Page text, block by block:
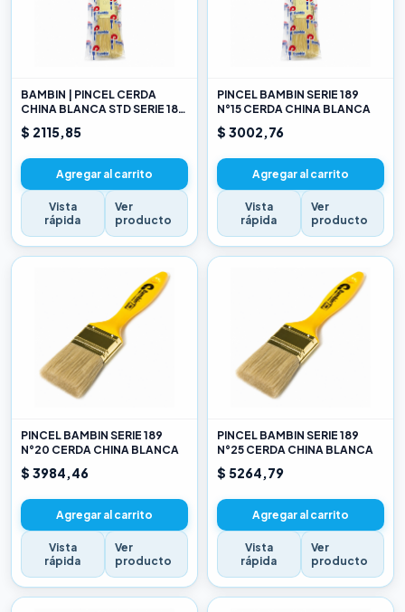
BAMBIN | PINCEL CERDA
CHINA BLANCA STD SERIE 189
10
$ 2115,85
Agregar al carrito
Vista
rápida
Ver
producto
PINCEL BAMBIN SERIE 189
N°15 CERDA CHINA BLANCA
$ 3002,76
Agregar al carrito
Vista
rápida
Ver
producto
PINCEL BAMBIN SERIE 189
N°20 CERDA CHINA BLANCA
$ 3984,46
Agregar al carrito
Vista
rápida
Ver
producto
PINCEL BAMBIN SERIE 189
N°25 CERDA CHINA BLANCA
$ 5264,79
Agregar al carrito
Vista
rápida
Ver
producto